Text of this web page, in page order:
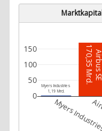
Myers Industries
1,19 Mrd.
Airbus SE
170,35 Mrd.
Myers
0
50
100
150